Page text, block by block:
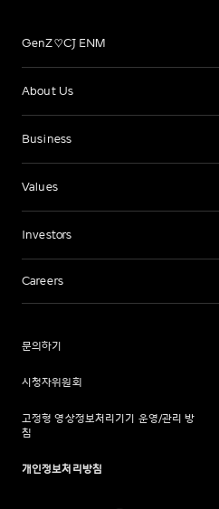
GenZ♡CJ ENM
About Us
Business
Values
Investors
Careers
문의하기
시청자위원회
고정형 영상정보처리기기 운영/관리 방
침
개인정보처리방침